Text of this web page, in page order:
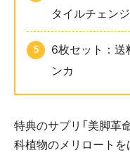
タイルチェン
6枚セット：送
ンカ
特典のサプリ「美脚革
科植物のメリロート